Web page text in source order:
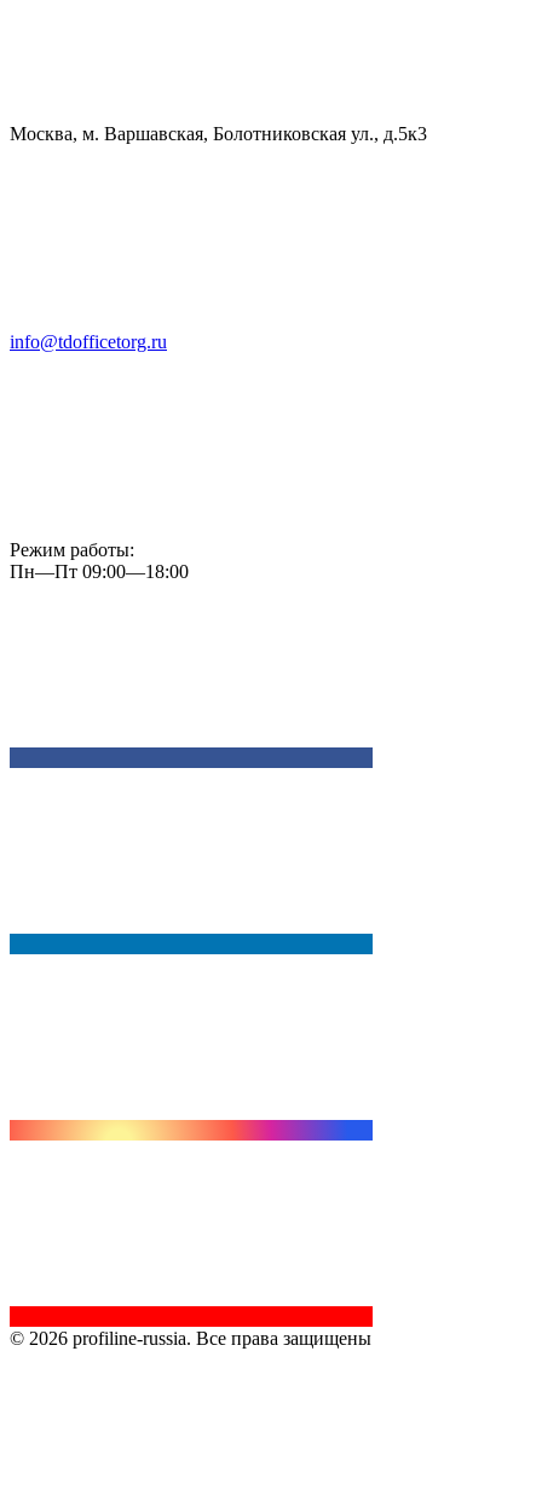
Москва, м. Варшавская, Болотниковская ул., д.5к3
info@tdofficetorg.ru
Режим работы:
Пн—Пт 09:00—18:00
© 2026 profiline-russia. Все права защищены